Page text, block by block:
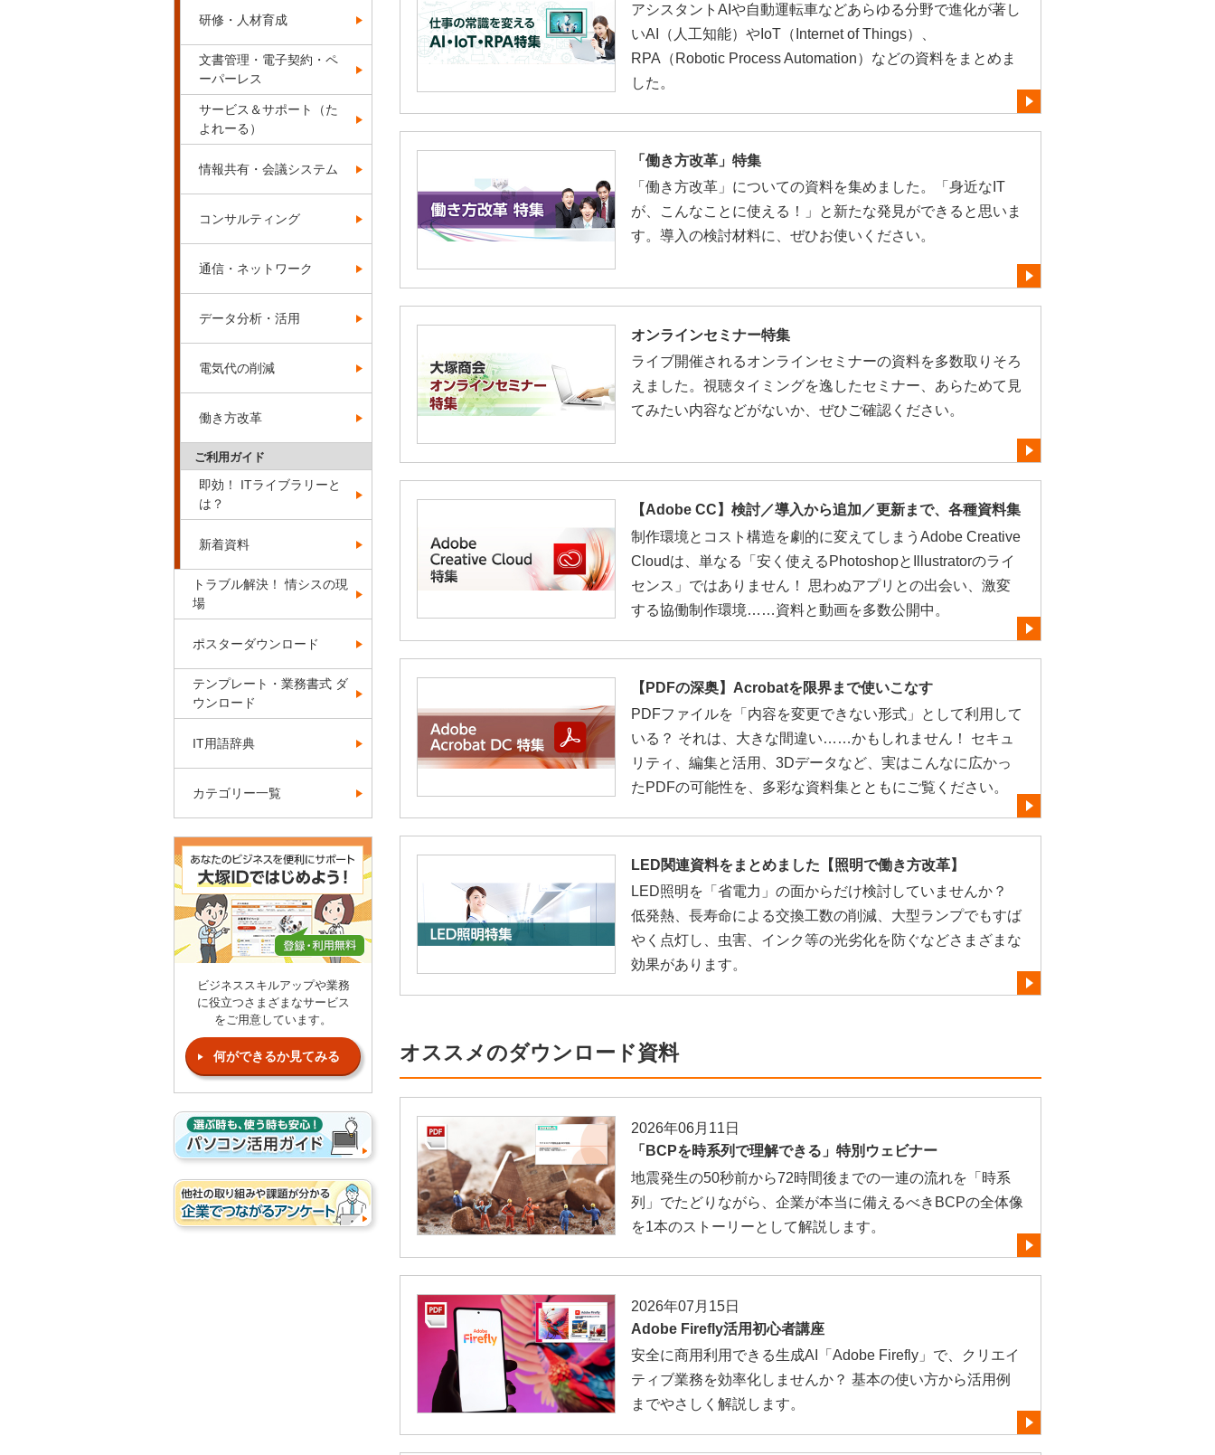
アシスタントAIや自動運転車などあらゆる分野で進化が著し
いAI（人工知能）やIoT（Internet of Things）、
RPA（Robotic Process Automation）などの資料をまとめま
した。
「働き方改革」特集
「働き方改革」についての資料を集めました。「身近なIT
が、こんなことに使える！」と新たな発見ができると思いま
す。導入の検討材料に、ぜひお使いください。
オンラインセミナー特集
ライブ開催されるオンラインセミナーの資料を多数取りそろ
えました。視聴タイミングを逸したセミナー、あらためて見
てみたい内容などがないか、ぜひご確認ください。
【Adobe CC】検討／導入から追加／更新まで、各種資料集
制作環境とコスト構造を劇的に変えてしまうAdobe Creative
Cloudは、単なる「安く使えるPhotoshopとIllustratorのライ
センス」ではありません！ 思わぬアプリとの出会い、激変
する協働制作環境……資料と動画を多数公開中。
【PDFの深奥】Acrobatを限界まで使いこなす
PDFファイルを「内容を変更できない形式」として利用して
いる？ それは、大きな間違い……かもしれません！ セキュ
リティ、編集と活用、3Dデータなど、実はこんなに広かっ
たPDFの可能性を、多彩な資料集とともにご覧ください。
LED関連資料をまとめました【照明で働き方改革】
LED照明を「省電力」の面からだけ検討していませんか？
低発熱、長寿命による交換工数の削減、大型ランプでもすば
やく点灯し、虫害、インク等の光劣化を防ぐなどさまざまな
効果があります。
オススメのダウンロード資料
2026年06月11日
「BCPを時系列で理解できる」特別ウェビナー
地震発生の50秒前から72時間後までの一連の流れを「時系
列」でたどりながら、企業が本当に備えるべきBCPの全体像
を1本のストーリーとして解説します。
2026年07月15日
Adobe Firefly活用初心者講座
安全に商用利用できる生成AI「Adobe Firefly」で、クリエイ
ティブ業務を効率化しませんか？ 基本の使い方から活用例
までやさしく解説します。
研修・人材育成
文書管理・電子契約・ペ
ーパーレス
サービス＆サポート（た
よれーる）
情報共有・会議システム
コンサルティング
通信・ネットワーク
データ分析・活用
電気代の削減
働き方改革
ご利用ガイド
即効！ ITライブラリーと
は？
新着資料
トラブル解決！ 情シスの現
場
ポスターダウンロード
テンプレート・業務書式 ダ
ウンロード
IT用語辞典
カテゴリー一覧
ビジネススキルアップや業務
に役立つさまざまなサービス
をご用意しています。
何ができるか見てみる